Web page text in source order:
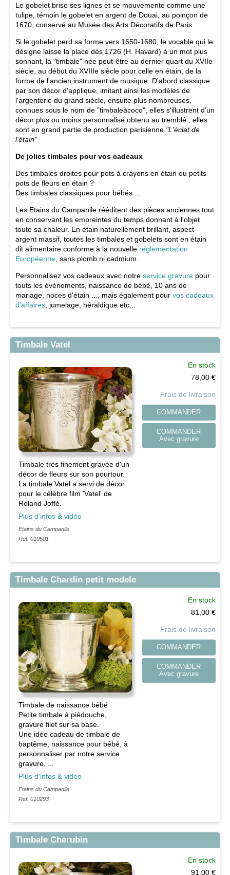
Le gobelet brise ses lignes et se mouvemente comme une
tulipe, témoin le gobelet en argent de Douai, au poinçon de
1670, conservé au Musée des Arts Décoratifs de Paris.
Si le gobelet perd sa forme vers 1650-1680, le vocable qui le
désigne laisse la place dès 1726 (H. Havard) à un mot plus
sonnant, la "timbale" née peut-être au dernier quart du XVIIe
siècle, au début du XVIIIe siècle pour celle en étain, de la
forme de l'ancien instrument de musique. D'abord classique
par son décor d'applique, imitant ainsi les modèles de
l'argenterie du grand siècle, ensuite plus nombreuses,
connues sous le nom de "timbaleàcoco", elles s'illustrent d'un
décor plus ou moins personnalisé obtenu au tremblé ; elles
sont en grand partie de production parisienne. "L'éclat de
l'étain"
De jolies timbales pour vos cadeaux
Des timbales droites pour pots à crayons en étain ou petits
pots de fleurs en étain ?
Des timbales classiques pour bébés ...
Les Etains du Campanile rééditent des pièces anciennes tout
en conservant les empreintes du temps donnant à l'objet
toute sa chaleur. En étain naturellement brillant, aspect
argent massif, toutes les timbales et gobelets sont en étain
dit alimentaire conforme à la nouvelle réglementation
Européenne , sans plomb ni cadmium.
Personnalisez vos cadeaux avec notre service gravure pour
touts les événements, naissance de bébé, 10 ans de
mariage, noces d'étain ..., mais également pour vos cadeaux
d'affaires , jumelage, héraldique etc...
Timbale Vatel
Timbale très finement gravée d'un
décor de fleurs sur son pourtour.
La timbale Vatel a servi de décor
pour le célèbre film 'Vatel' de
Roland Joffé.
Plus d'infos & vidéo
Etains du Campanile
Ref: 010501
En stock
78,00 €
Frais de livraison
COMMANDER
COMMANDER
Avec gravure
Timbale Chardin petit modele
Timbale de naissance bébé
Petite timbale à piédouche,
gravure filet sur sa base.
Une idée cadeau de timbale de
baptême, naissance pour bébé, à
personnaliser par notre service
gravure. ...
Plus d'infos & vidéo
Etains du Campanile
Ref: 010293
En stock
81,00 €
Frais de livraison
COMMANDER
COMMANDER
Avec gravure
Timbale Cherubin
En stock
91,00 €